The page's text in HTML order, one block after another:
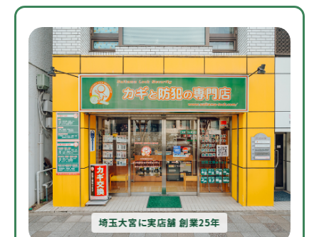
埼玉大宮に実店舗 創業25年